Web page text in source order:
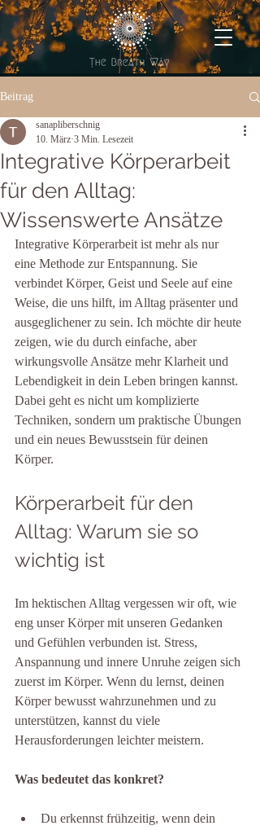
Beitrag
Integrative Körperarbeit
für den Alltag:
Wissenswerte Ansätze
sanapliberschnig
10. März 3 Min. Lesezeit
Integrative Körperarbeit ist mehr als nur
eine Methode zur Entspannung. Sie
verbindet Körper, Geist und Seele auf eine
Weise, die uns hilft, im Alltag präsenter und
ausgeglichener zu sein. Ich möchte dir heute
zeigen, wie du durch einfache, aber
wirkungsvolle Ansätze mehr Klarheit und
Lebendigkeit in dein Leben bringen kannst.
Dabei geht es nicht um komplizierte
Techniken, sondern um praktische Übungen
und ein neues Bewusstsein für deinen
Körper.
Körperarbeit für den
Alltag: Warum sie so
wichtig ist
Im hektischen Alltag vergessen wir oft, wie
eng unser Körper mit unseren Gedanken
und Gefühlen verbunden ist. Stress,
Anspannung und innere Unruhe zeigen sich
zuerst im Körper. Wenn du lernst, deinen
Körper bewusst wahrzunehmen und zu
unterstützen, kannst du viele
Herausforderungen leichter meistern.
Was bedeutet das konkret?
Du erkennst frühzeitig, wenn dein